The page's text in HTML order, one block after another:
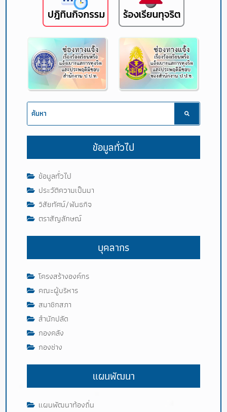
ข้อมูลทั่วไป
ข้อมูลทั่วไป
ประวัติความเป็นมา
วิสัยทัศน์/พันธกิจ
ตราสัญลักษณ์
บุคลากร
โครงสร้างองค์กร
คณะผู้บริหาร
สมาชิกสภา
สำนักปลัด
กองคลัง
กองช่าง
แผนพัฒนา
แผนพัฒนาท้องถิ่น